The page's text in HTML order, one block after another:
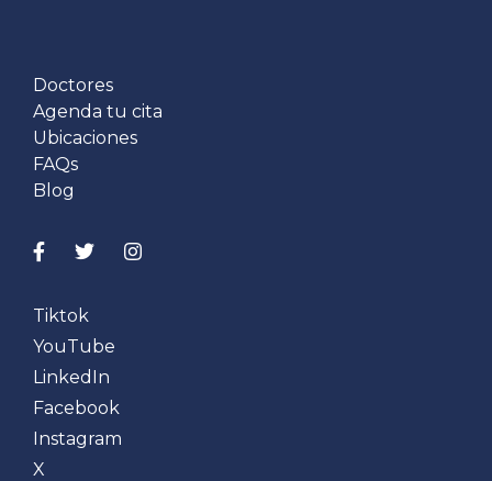
Doctores
Agenda tu cita
Ubicaciones
FAQs
Blog
Tiktok
YouTube
LinkedIn
Facebook
Instagram
X